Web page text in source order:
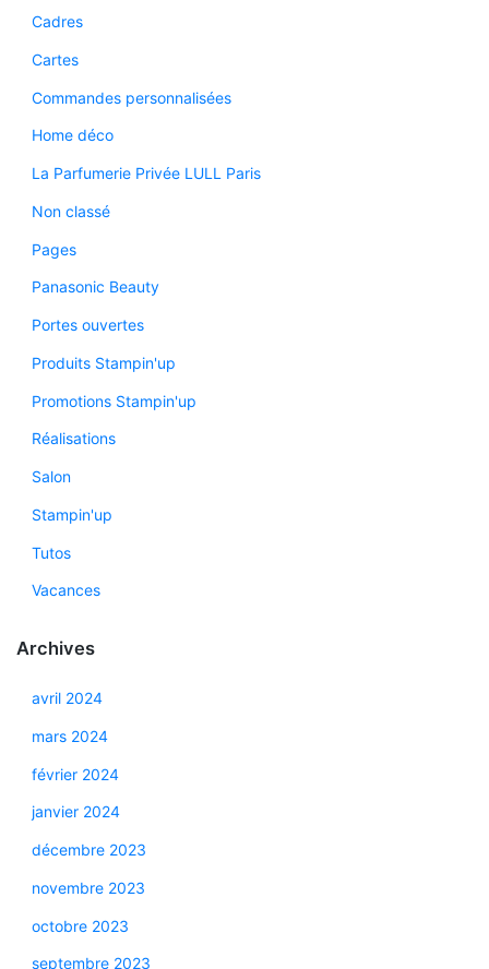
Cadres
Cartes
Commandes personnalisées
Home déco
La Parfumerie Privée LULL Paris
Non classé
Pages
Panasonic Beauty
Portes ouvertes
Produits Stampin'up
Promotions Stampin'up
Réalisations
Salon
Stampin'up
Tutos
Vacances
Archives
avril 2024
mars 2024
février 2024
janvier 2024
décembre 2023
novembre 2023
octobre 2023
septembre 2023